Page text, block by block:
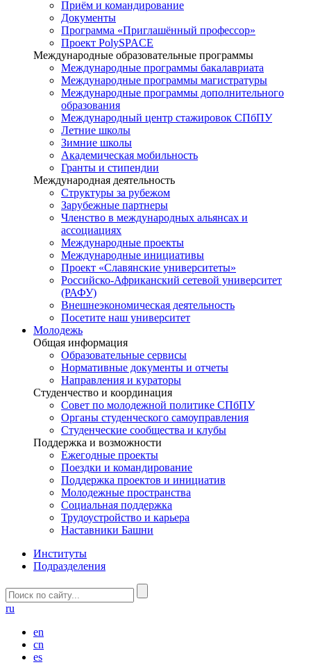
Приём и командирование
Документы
Программа «Приглашённый профессор»
Проект PolySPACE
Международные образовательные программы
Международные программы бакалавриата
Международные программы магистратуры
Международные программы дополнительного
образования
Международный центр стажировок СПбПУ
Летние школы
Зимние школы
Академическая мобильность
Гранты и стипендии
Международная деятельность
Структуры за рубежом
Зарубежные партнеры
Членство в международных альянсах и
ассоциациях
Международные проекты
Международные инициативы
Проект «Славянские университеты»
Российско-Африканский сетевой университет
(РАФУ)
Внешнеэкономическая деятельность
Посетите наш университет
Молодежь
Общая информация
Образовательные сервисы
Нормативные документы и отчеты
Направления и кураторы
Студенчество и координация
Совет по молодежной политике СПбПУ
Органы студенческого самоуправления
Студенческие сообщества и клубы
Поддержка и возможности
Ежегодные проекты
Поездки и командирование
Поддержка проектов и инициатив
Молодежные пространства
Социальная поддержка
Трудоустройство и карьера
Наставники Башни
Институты
Подразделения
ru
en
cn
es